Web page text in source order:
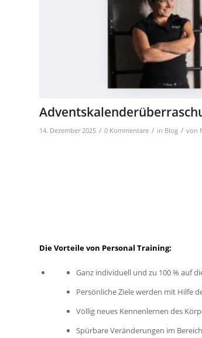
14. Dezember 2025 / 0 Kommentare / in Blog / von
Die Vorteile von Personal Training:
Ganz individuell und zu 100 % auf
Persönliche Ziele werden mit Hilfe
Völlig neues Kennenlernen des
Spürbare Veränderungen im